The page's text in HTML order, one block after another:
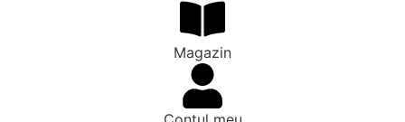
Magazin